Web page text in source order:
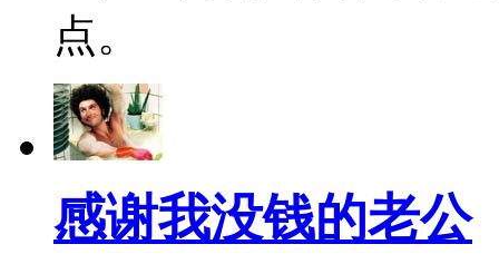
点。
感谢我没钱的老公